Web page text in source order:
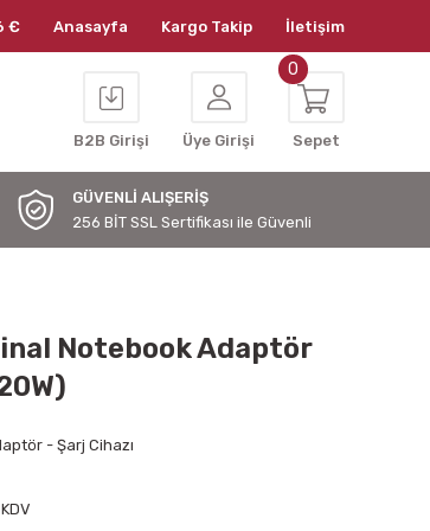
€ Anasayfa Kargo Takip İletişim
B2B Girişi Üye Girişi Sepet
0
GÜVENLİ ALIŞERİŞ
256 BİT SSL Sertifikası ile Güvenli
Notebook Adaptör
- Şarj Cihazı